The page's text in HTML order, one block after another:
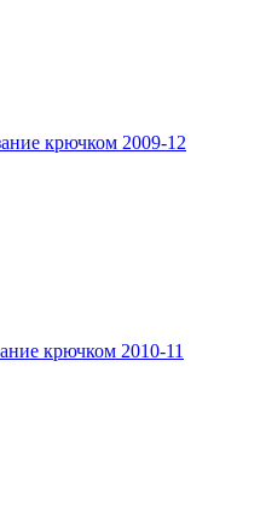
крючком 2009-12
крючком 2010-11